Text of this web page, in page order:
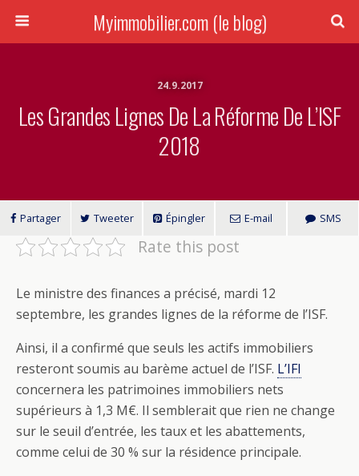
Myimmobilier.com (le blog)
24.9.2017
Les Grandes Lignes De La Réforme De L’ISF
2018
Partager Tweeter Épingler E-mail SMS
Rate this post
Le ministre des finances a précisé, mardi 12
septembre, les grandes lignes de la réforme de l’ISF.
Ainsi, il a confirmé que seuls les actifs immobiliers
resteront soumis au barème actuel de l’ISF. L’IFI
concernera les patrimoines immobiliers nets
supérieurs à 1,3 M€. Il semblerait que rien ne change
sur le seuil d’entrée, les taux et les abattements,
comme celui de 30 % sur la résidence principale.